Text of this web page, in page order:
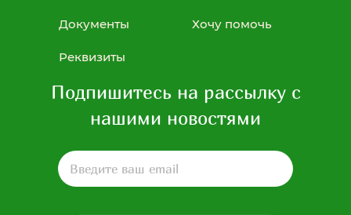
Документы
Реквизиты
Хочу помочь
Подпишитесь на рассылку с
нашими новостями